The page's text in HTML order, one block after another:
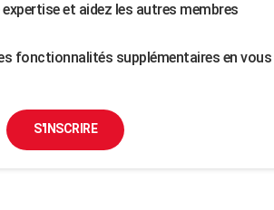
et aidez les autres membres
fonctionnalités supplémentaires en vous
S'INSCRIRE